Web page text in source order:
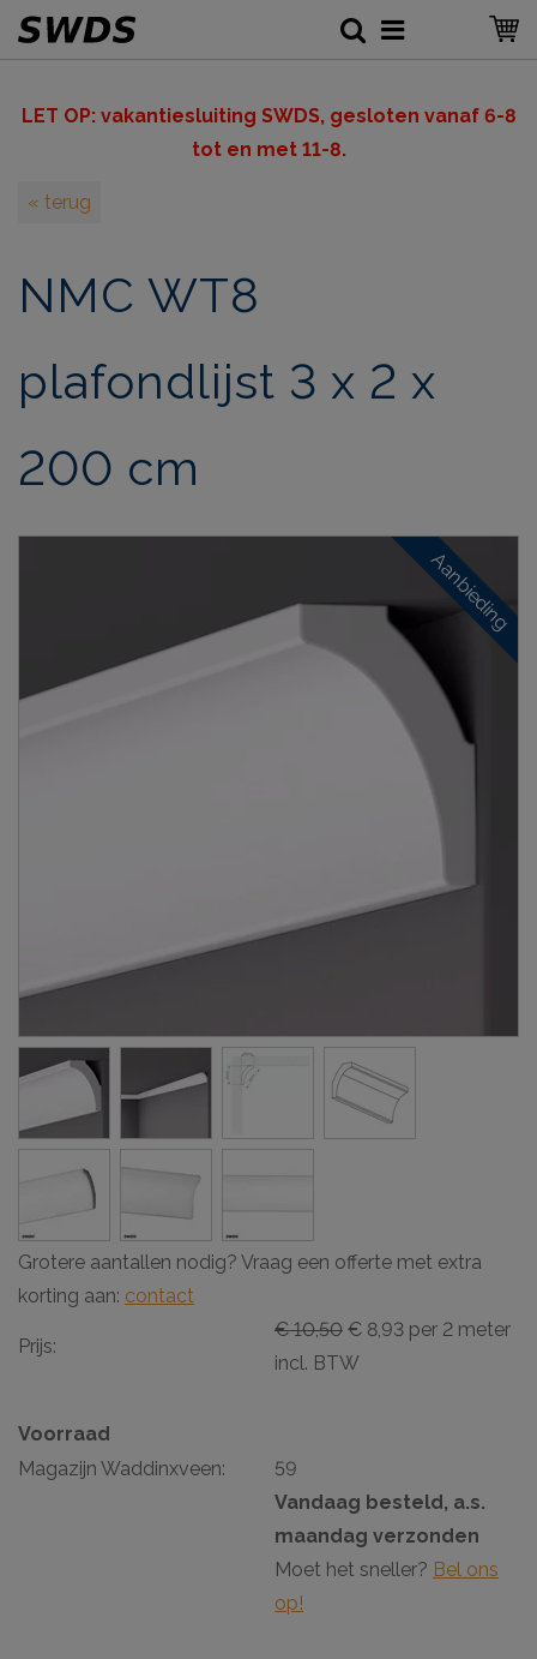
LET OP: vakantiesluiting SWDS, gesloten vanaf 6-8
tot en met 11-8.
« terug
NMC WT8
plafondlijst 3 x 2 x
200 cm
Aanbieding
Grotere aantallen nodig? Vraag een offerte met extra
korting aan: contact
Prijs:
€ 10,50 € 8,93 per 2 meter
incl. BTW
Voorraad
Magazijn Waddinxveen:
59
Vandaag besteld, a.s.
maandag verzonden
Moet het sneller? Bel ons
op!